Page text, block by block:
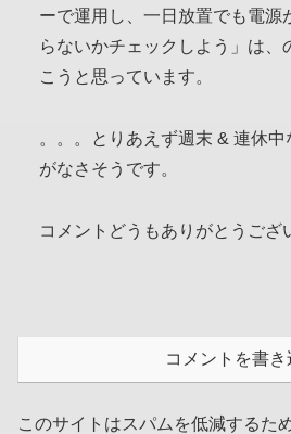
ーで運用し、一日放置でも電源
らないかチェックしよう」は、
こうと思っています。
。。。とりあえず週末 & 連休
がなさそうです。
コメントどうもありがとうござ
コメントを書き
このサイトはスパムを低減するた